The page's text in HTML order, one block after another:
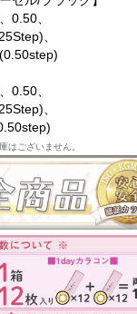
0.50、
、
0.50、
、
はございません。